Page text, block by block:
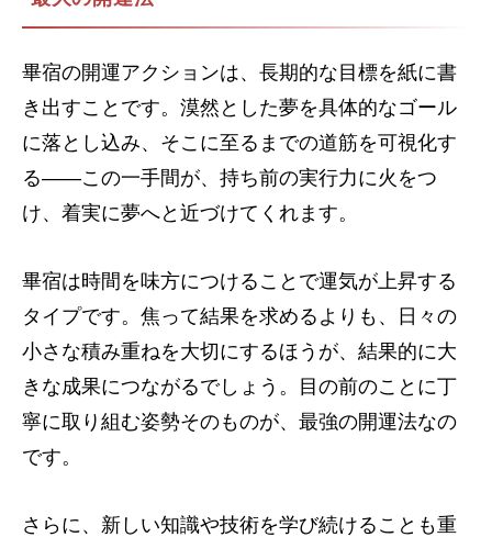
畢宿の開運アクションは、長期的な目標を紙に書
き出すことです。漠然とした夢を具体的なゴール
に落とし込み、そこに至るまでの道筋を可視化す
る――この一手間が、持ち前の実行力に火をつ
け、着実に夢へと近づけてくれます。
畢宿は時間を味方につけることで運気が上昇する
タイプです。焦って結果を求めるよりも、日々の
小さな積み重ねを大切にするほうが、結果的に大
きな成果につながるでしょう。目の前のことに丁
寧に取り組む姿勢そのものが、最強の開運法なの
です。
さらに、新しい知識や技術を学び続けることも重